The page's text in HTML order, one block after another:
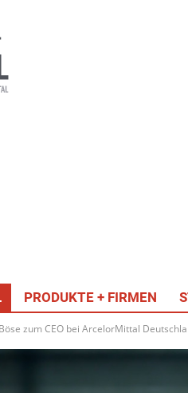
PRODUKTE + FIRMEN
zum CEO bei ArcelorMittal